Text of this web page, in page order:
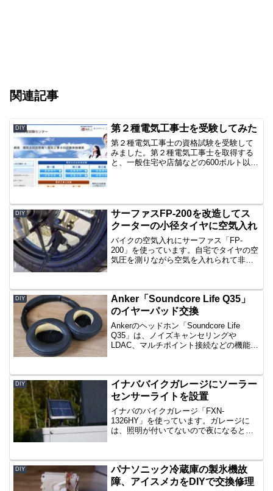
関連記事
DIY 第２種電気工事士を受験してみた
第２種電気工事士の資格試験を受験して
みました。第２種電気工事士を取得する
と、一般住宅や店舗などの600ボルト以下
DIY
サーファスFP-200を改造してス
クーターの小径タイヤに空気入れ
バイクの空気入れにサーファス「FP-
200」を使っています。自宅でタイヤの空
気圧を測りながら空気を入れられて非常
ルブにヘッドを差し込むところまではで
きますが、レバーがホ...
DIY
Anker「Soundcore Life Q35」
のイヤーパッド交換
Ankerのヘッドホン「Soundcore Life
Q35」は、ノイズキャンセリングや
LDAC、マルチポイント接続などの機能を
ンです。音が聴きやすく付け心地も悪く
ない...
DIY
イナババイクガレージにソーラー
センサーライトを設置
イナバのバイクガレージ「FXN-
1326HY」を使っています。ガレージに
は、照明が付いてないので夜になると中
設置することにしました。ネットで探し
てみたら、ソーラー充電式...
DIY
パナソニック冷蔵庫の製氷機故
障、アイスメカをDIYで交換修理